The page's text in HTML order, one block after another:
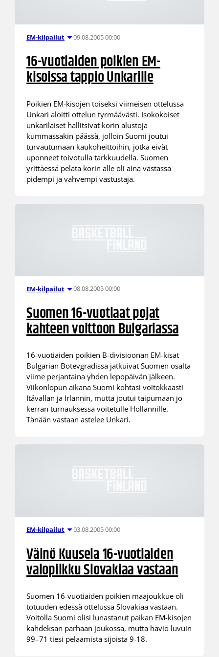
EM-kilpailut 09.08.2005 00:00
16-vuotiaiden poikien EM-
kisoissa tappio Unkarille
Poikien EM-kisojen toiseksi viimeisen ottelussa
Unkari aloitti ottelun tyrmäävästi. Isokokoiset
unkarilaiset hallitsivat korin alustoja
kummassakin päässä, jolloin Suomi joutui
turvautumaan kaukoheittoihin, jotka eivät
uponneet toivotulla tarkkuudella. Suomen
yrittäessä pelata korin alle oli aina vastassa
pidempi ja vahvempi vastustaja.
EM-kilpailut 08.08.2005 00:00
Suomen 16-vuotiaat pojat
kahteen voittoon Bulgariassa
16-vuotiaiden poikien B-divisioonan EM-kisat
Bulgarian Botevgradissa jatkuivat Suomen osalta
viime perjantaina yhden lepopäivän jälkeen.
Viikonlopun aikana Suomi kohtasi voitokkaasti
Itävallan ja Irlannin, mutta joutui taipumaan jo
kerran turnauksessa voitetulle Hollannille.
Tänään vastaan astelee Unkari.
EM-kilpailut 03.08.2005 00:00
Väinö Kuusela 16-vuotiaiden
valopilkku Slovakiaa vastaan
Suomen 16-vuotiaiden poikien maajoukkue oli
totuuden edessä ottelussa Slovakiaa vastaan.
Voitolla Suomi olisi lunastanut paikan EM-kisojen
kahdeksan parhaan joukossa, mutta häviö luvuin
99–71 tiesi pelaamista sijoista 9-18.